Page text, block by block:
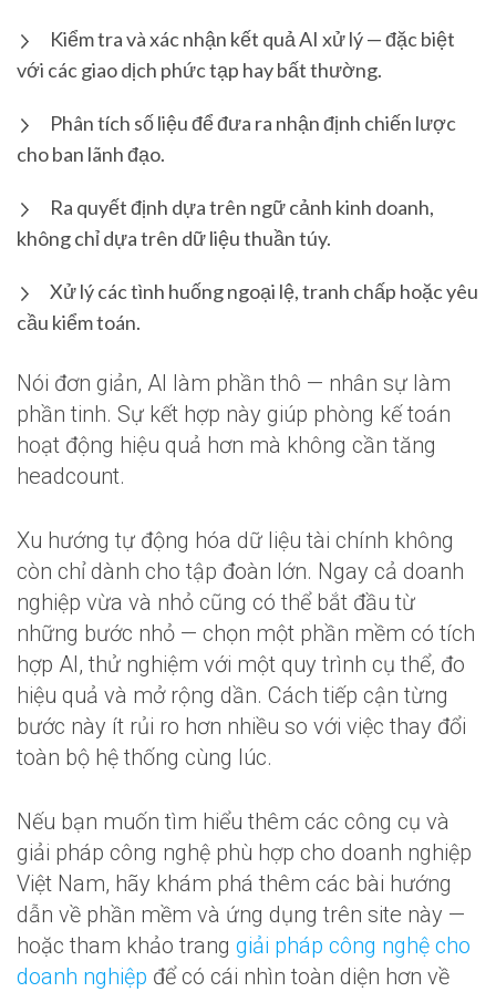
Kiểm tra và xác nhận kết quả AI xử lý — đặc biệt
với các giao dịch phức tạp hay bất thường.
Phân tích số liệu để đưa ra nhận định chiến lược
cho ban lãnh đạo.
Ra quyết định dựa trên ngữ cảnh kinh doanh,
không chỉ dựa trên dữ liệu thuần túy.
Xử lý các tình huống ngoại lệ, tranh chấp hoặc yêu
cầu kiểm toán.
Nói đơn giản, AI làm phần thô — nhân sự làm
phần tinh. Sự kết hợp này giúp phòng kế toán
hoạt động hiệu quả hơn mà không cần tăng
headcount.
Xu hướng tự động hóa dữ liệu tài chính không
còn chỉ dành cho tập đoàn lớn. Ngay cả doanh
nghiệp vừa và nhỏ cũng có thể bắt đầu từ
những bước nhỏ — chọn một phần mềm có tích
hợp AI, thử nghiệm với một quy trình cụ thể, đo
hiệu quả và mở rộng dần. Cách tiếp cận từng
bước này ít rủi ro hơn nhiều so với việc thay đổi
toàn bộ hệ thống cùng lúc.
Nếu bạn muốn tìm hiểu thêm các công cụ và
giải pháp công nghệ phù hợp cho doanh nghiệp
Việt Nam, hãy khám phá thêm các bài hướng
dẫn về phần mềm và ứng dụng trên site này —
hoặc tham khảo trang giải pháp công nghệ cho
doanh nghiệp để có cái nhìn toàn diện hơn về